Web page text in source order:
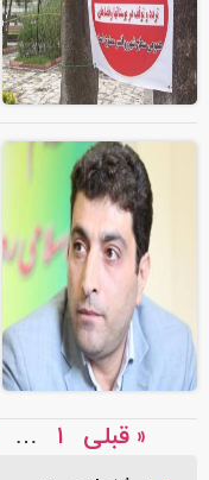
« قبلی ۱ …